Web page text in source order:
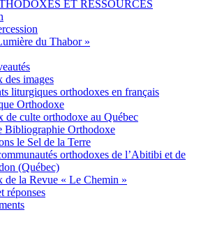
ET RESSOURCES
du Thabor »
des images
liturgiques orthodoxes en français
Orthodoxe
de culte orthodoxe au Québec
Bibliographie Orthodoxe
le Sel de la Terre
orthodoxes de l’Abitibi et de
(Québec)
de la Revue « Le Chemin »
réponses